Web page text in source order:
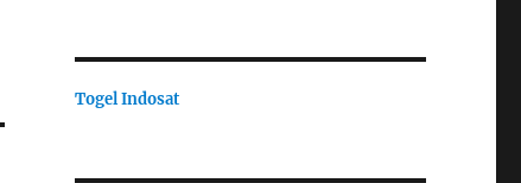
Togel Indosat